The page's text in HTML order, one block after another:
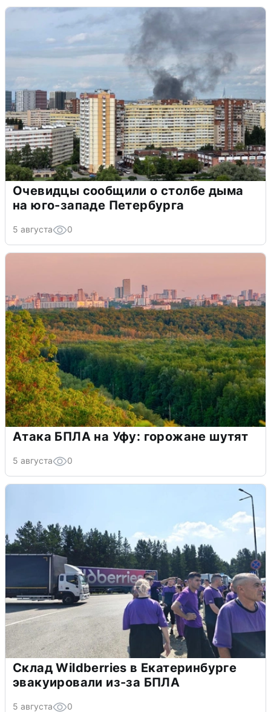
Очевидцы сообщили о столбе дыма
на юго-западе Петербурга
5 августа 0
Атака БПЛА на Уфу: горожане шутят
5 августа 0
Склад Wildberries в Екатеринбурге
эвакуировали из-за БПЛА
5 августа 0